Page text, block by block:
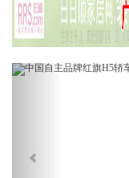
Previous